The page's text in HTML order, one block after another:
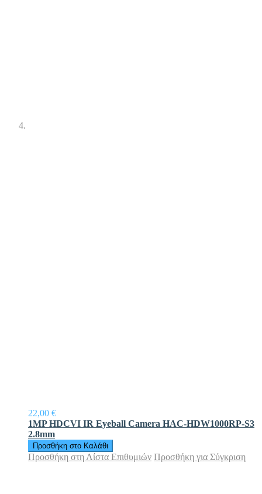
22,00 €
1MP HDCVI IR Eyeball Camera HAC-HDW1000RP-S3
2.8mm
Προσθήκη στο Καλάθι
Προσθήκη στη Λίστα Επιθυμιών Προσθήκη για Σύγκριση